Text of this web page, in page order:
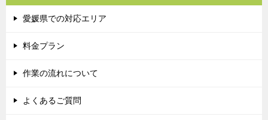
愛媛県での対応エリア
料金プラン
作業の流れについて
よくあるご質問